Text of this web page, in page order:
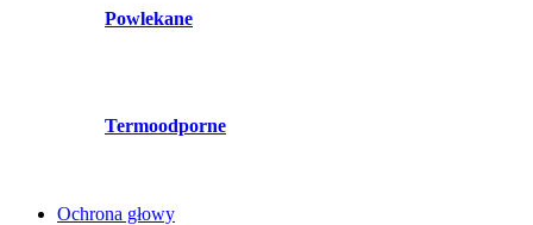
Powlekane
Termoodporne
Ochrona głowy